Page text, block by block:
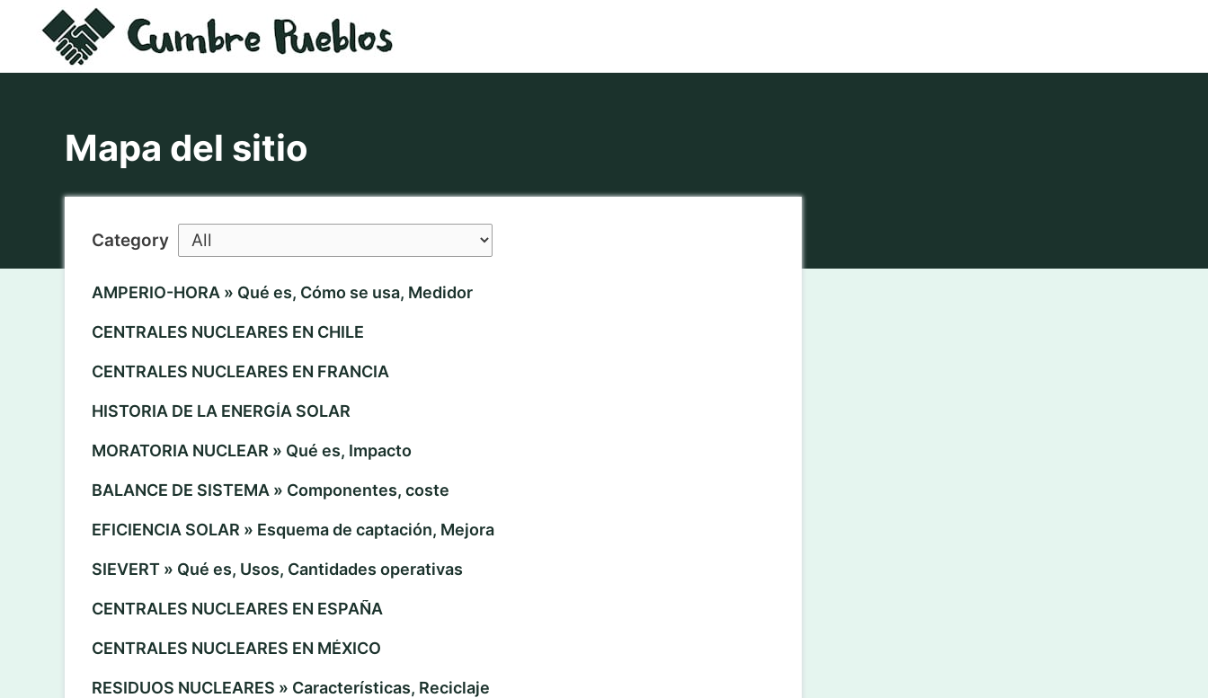
contenido
Mapa del sitio
Category
AMPERIO-HORA » Qué es, Cómo se usa, Medidor
CENTRALES NUCLEARES EN CHILE
CENTRALES NUCLEARES EN FRANCIA
HISTORIA DE LA ENERGÍA SOLAR
MORATORIA NUCLEAR » Qué es, Impacto
BALANCE DE SISTEMA » Componentes, coste
EFICIENCIA SOLAR » Esquema de captación, Mejora
SIEVERT » Qué es, Usos, Cantidades operativas
CENTRALES NUCLEARES EN ESPAÑA
CENTRALES NUCLEARES EN MÉXICO
RESIDUOS NUCLEARES » Características, Reciclaje